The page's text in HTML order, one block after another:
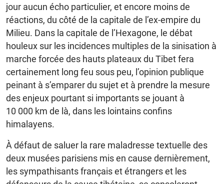
jour aucun écho particulier, et encore moins de
réactions, du côté de la capitale de l’ex-empire du
Milieu. Dans la capitale de l’Hexagone, le débat
houleux sur les incidences multiples de la sinisation à
marche forcée des hauts plateaux du Tibet fera
certainement long feu sous peu, l’opinion publique
peinant à s’emparer du sujet et à prendre la mesure
des enjeux pourtant si importants se jouant à
10 000 km de là, dans les lointains confins
himalayens.
À défaut de saluer la rare maladresse textuelle des
deux musées parisiens mis en cause dernièrement,
les sympathisants français et étrangers et les